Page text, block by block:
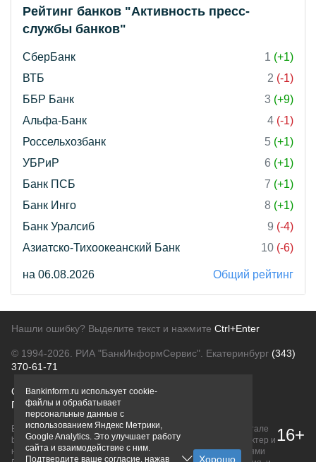
Рейтинг банков "Активность пресс-
службы банков"
СберБанк 1 (+1)
ВТБ
2 (-1)
ББР Банк
3 (+9)
Альфа-Банк
4 (-1)
Россельхозбанк
5 (+1)
УБРиР
6 (+1)
Банк ПСБ
7 (+1)
Банк Инго
8 (+1)
Банк Уралсиб
9 (-4)
Азиатско-Тихоокеанский Банк
10 (-6)
на 06.08.2026 Общий рейтинг
Нашли ошибку? Выделите текст и нажмите Ctrl+Enter
© 1994-2026. РИА "БанкИнформСервис". Екатеринбург (343)
370-61-71
О проектеПолитика конфиденциальности
Правовая информацияДля рекламодателей
Вся информация о продуктах банков, размещенная на портале
bankinform.ru, носит исключительно ознакомительный характер и
не является публичной офертой, определяемой положениями
16+
Bankinform.ru использует cookie-
файлы и обрабатывает
персональные данные с
использованием Яндекс Метрики,
Google Analytics. Это улучшает работу
сайта и взаимодействие с ним.
Подтвердите ваше согласие, нажав